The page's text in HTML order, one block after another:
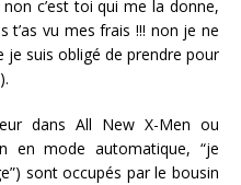
c’est toi qui me la donne,
t’as vu mes frais !!! non je ne
je suis obligé de prendre pour
dans All New X-Men ou
en mode automatique, “je
sont occupés par le bousin